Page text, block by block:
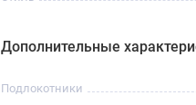
Дополнительные
Подлокотники